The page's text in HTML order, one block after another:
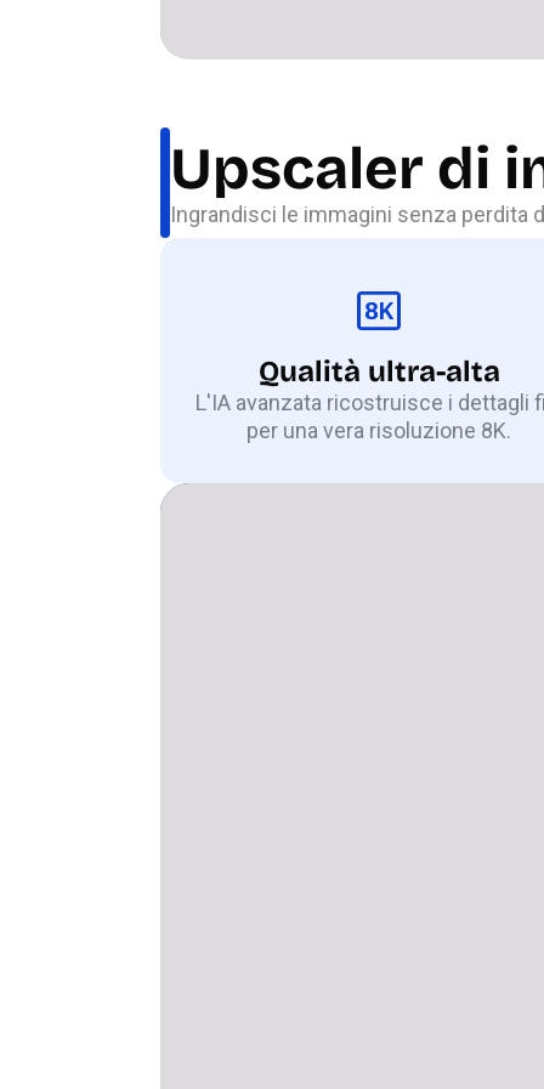
Upscaler di
Ingrandisci le immagini senza perdita
Qualità ultra-alta
L'IA avanzata ricostruisce i dettagli
per una vera risoluzione 8K.